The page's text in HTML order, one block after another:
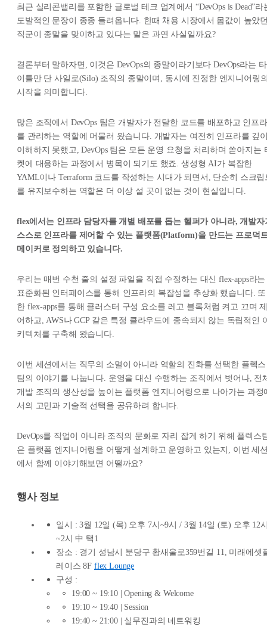
최근 실리콘밸리를 포함한 글로벌 테크 업계에서 “DevOps is Dead”라
도발적인 문장이 종종 들려옵니다. 한때 채용 시장에서 몸값이 높았
직군이 종말을 맞이하고 있다는 말은 과연 사실일까요?
결론부터 말하자면, 이것은 DevOps의 종말이라기보다 DevOps라는 타
이틀만 단 사일로(Silo) 조직의 종말이며, 동시에 진정한 엔지니어링
시작을 의미합니다.
많은 조직에서 DevOps 팀은 개발자가 전달한 코드를 배포하고 인프라
를 관리하는 역할에 머물러 왔습니다. 개발자는 여전히 인프라를 깊
이해하지 못했고, DevOps 팀은 모든 운영 요청을 처리하며 쏟아지는
켓에 대응하는 과정에서 병목이 되기도 했죠. 생성형 AI가 복잡한
YAML이나 Terraform 코드를 작성하는 시대가 되면서, 단순히 스크립
를 유지보수하는 역할은 더 이상 설 곳이 없는 것이 현실입니다.
flex에서는 인프라 담당자를 개별 배포를 돕는 헬퍼가 아니라, 개발자
스스로 인프라를 제어할 수 있는 플랫폼(Platform)을 만드는 프로덕
메이커로 정의하고 있습니다.
우리는 매번 수천 줄의 설정 파일을 직접 수정하는 대신 flex-apps라는
표준화된 인터페이스를 통해 인프라의 복잡성을 추상화 했습니다. 또
한 flex-apps를 통해 클러스터 구성 요소를 레고 블록처럼 켜고 끄며
어하고, AWS나 GCP 같은 특정 클라우드에 종속되지 않는 독립적인
키텍처를 구축해 왔습니다.
이번 세션에서는 직무의 소멸이 아니라 역할의 진화를 선택한 플렉스
팀의 이야기를 나눕니다. 운영을 대신 수행하는 조직에서 벗어나, 전
개발 조직의 생산성을 높이는 플랫폼 엔지니어링으로 나아가는 과정
서의 고민과 기술적 선택을 공유하려 합니다.
DevOps를 직업이 아니라 조직의 문화로 자리 잡게 하기 위해 플렉스
은 플랫폼 엔지니어링을 어떻게 설계하고 운영하고 있는지, 이번 세
에서 함께 이야기해보면 어떨까요?
행사 정보
일시 : 3월 12일 (목) 오후 7시~9시 / 3월 14일 (토) 오후 12
~2시 中 택1
장소 : 경기 성남시 분당구 황새울로359번길 11, 미래에셋
레이스 8F flex Lounge
구성 :
19:00 ~ 19:10 | Opening & Welcome
19:10 ~ 19:40 | Session
19:40 ~ 21:00 | 실무진과의 네트워킹